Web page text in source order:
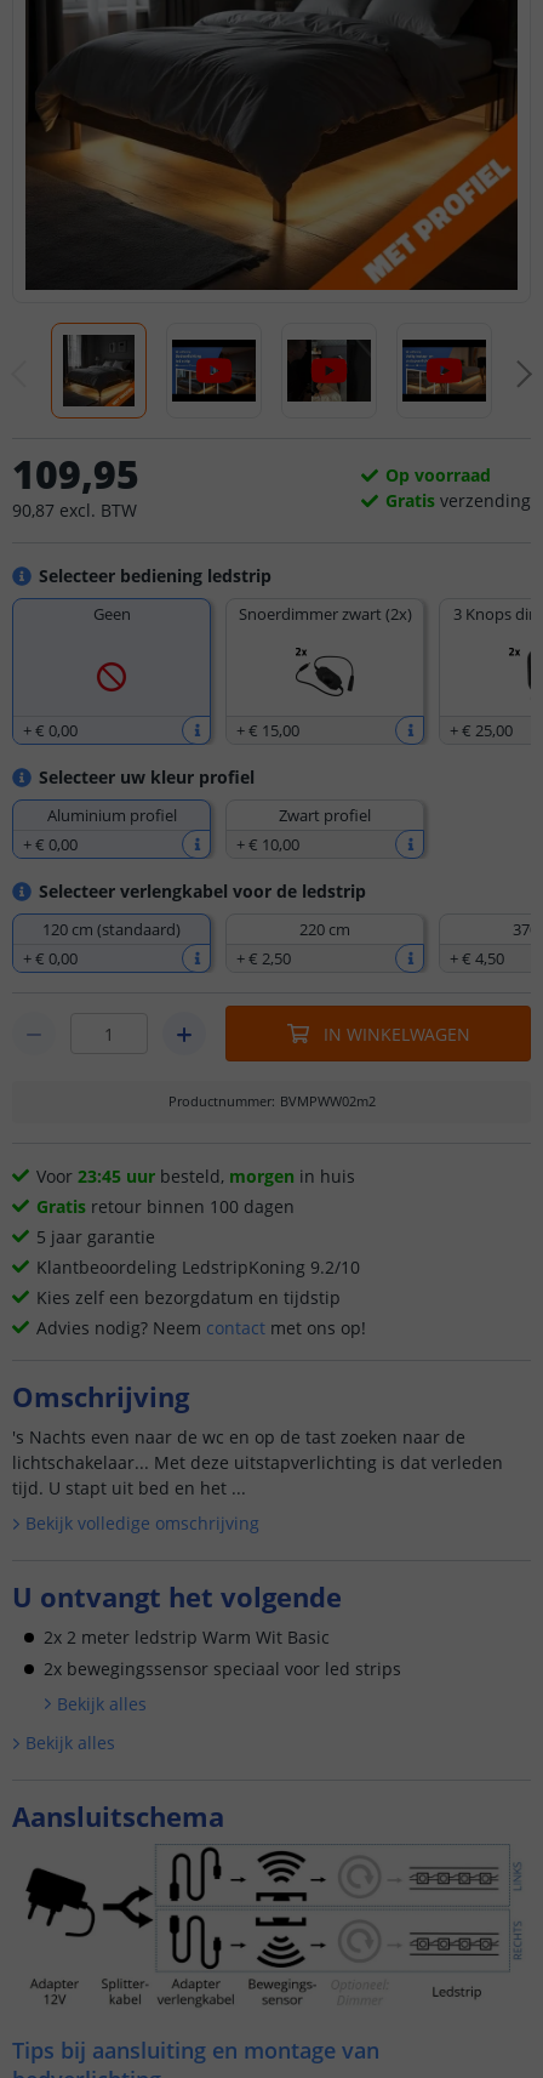
Selecteer bediening ledstrip
Geen
+€ 0,00
Snoerdimmer zwart (2x)
+€ 15,00
3 Knops
+€ 25,00
Selecteer uw kleur profiel
Aluminium profiel
+€ 0,00
Zwart profiel
+€ 10,00
Selecteer verlengkabel voor de ledstrip
120 cm (standaard)
+€ 0,00
220 cm
+€ 2,50
370
+€ 4,50
109,95
90,87 excl. BTW
Op voorraad
Gratis verzending
IN WINKELWAGEN
Productnummer: BVMPWW02m2
Voor 23:45 uur besteld, morgen in huis
Gratis retour binnen 100 dagen
5 jaar garantie
Klantbeoordeling LedstripKoning 9.2/10
Kies zelf een bezorgdatum en tijdstip
Advies nodig? Neem contact met ons op!
Omschrijving
's Nachts even naar de wc en op de tast zoeken naar de
lichtschakelaar... Met deze uitstapverlichting is dat verleden
tijd. U stapt uit bed en het ...
Bekijk volledige omschrijving
U ontvangt het volgende
2x 2 meter ledstrip Warm Wit Basic
2x bewegingssensor speciaal voor led strips
Bekijk alles
Bekijk alles
Aansluitschema
Tips bij aansluiting en montage van